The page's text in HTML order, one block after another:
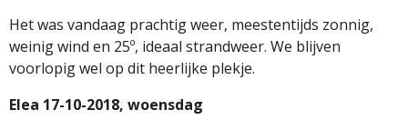
Het was vandaag prachtig weer, meestentijds zonnig,
weinig wind en 25º, ideaal strandweer. We blijven
voorlopig wel op dit heerlijke plekje.
Elea 17-10-2018, woensdag